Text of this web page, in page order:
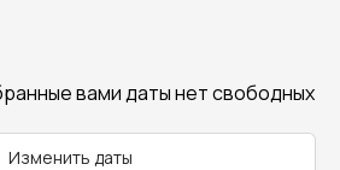
вами даты нет свободных
Изменить даты